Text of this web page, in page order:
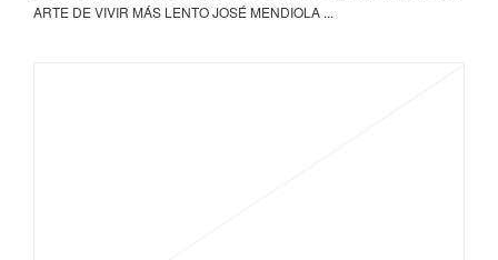
ARTE DE VIVIR MÁS LENTO JOSÉ MENDIOLA ...